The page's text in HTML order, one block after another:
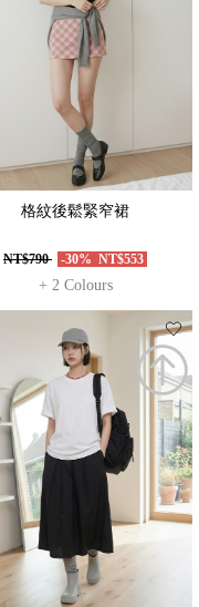
格紋後鬆緊窄裙
NT$790 -30% NT$553
+ 2 Colours